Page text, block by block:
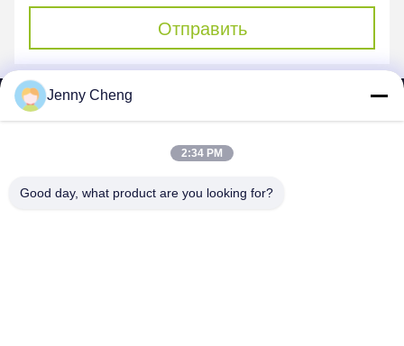
Отправить
SHENZHEN MERCEDESTECHNOLOGY CO.,
Jenny Cheng
2:34 PM
Good day, what product are you looking for?